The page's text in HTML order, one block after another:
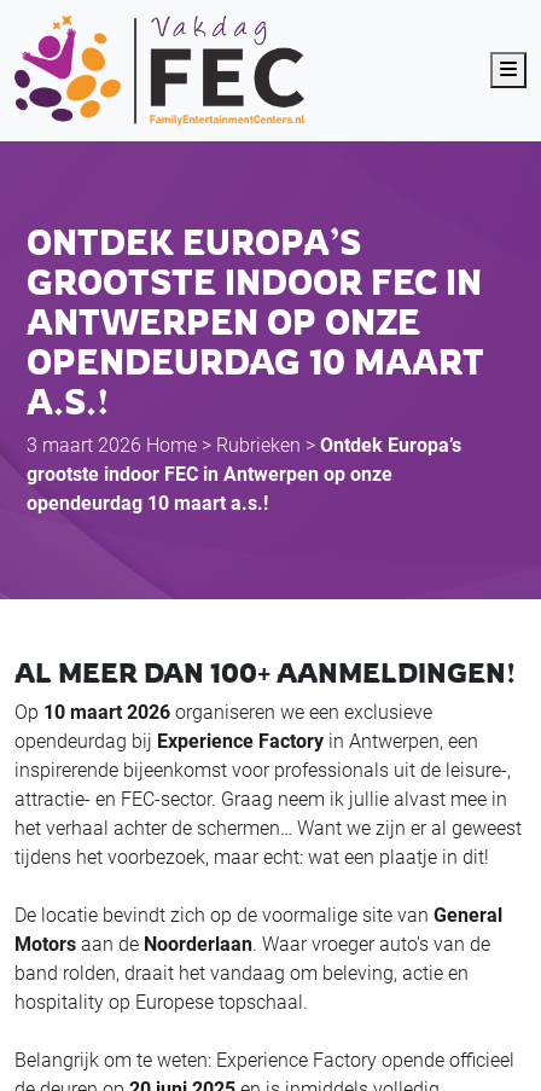
ONTDEK EUROPA’S
GROOTSTE INDOOR FEC IN
ANTWERPEN OP ONZE
OPENDEURDAG 10 MAART
A.S.!
3 maart 2026 Home > Rubrieken > Ontdek Europa’s
grootste indoor FEC in Antwerpen op onze
opendeurdag 10 maart a.s.!
AL MEER DAN 100+ AANMELDINGEN!
Op 10 maart 2026 organiseren we een exclusieve
opendeurdag bij Experience Factory in Antwerpen, een
inspirerende bijeenkomst voor professionals uit de leisure-,
attractie- en FEC-sector. Graag neem ik jullie alvast mee in
het verhaal achter de schermen… Want we zijn er al geweest
tijdens het voorbezoek, maar echt: wat een plaatje in dit!
De locatie bevindt zich op de voormalige site van General
Motors aan de Noorderlaan. Waar vroeger auto’s van de
band rolden, draait het vandaag om beleving, actie en
hospitality op Europese topschaal.
Belangrijk om te weten: Experience Factory opende officieel